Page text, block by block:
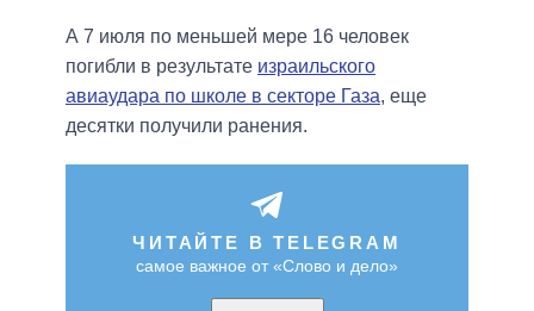
А 7 июля по меньшей мере 16 человек
погибли в результате израильского
авиаудара по школе в секторе Газа, еще
десятки получили ранения.
ЧИТАЙТЕ В TELEGRAM
самое важное от «Слово и дело»